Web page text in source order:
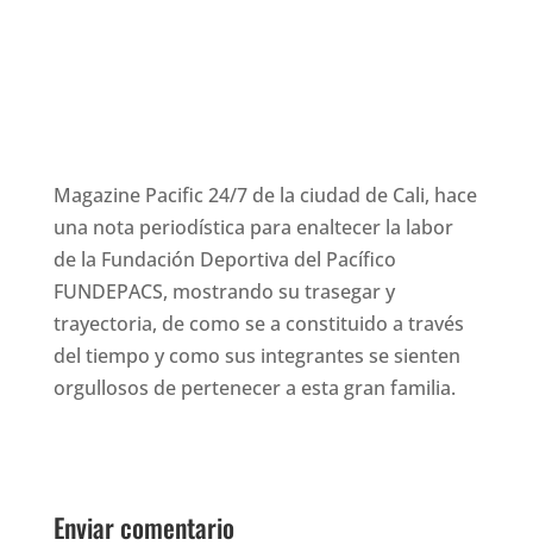
Magazine Pacific 24/7 de la ciudad de Cali, hace
una nota periodística para enaltecer la labor
de la Fundación Deportiva del Pacífico
FUNDEPACS, mostrando su trasegar y
trayectoria, de como se a constituido a través
del tiempo y como sus integrantes se sienten
orgullosos de pertenecer a esta gran familia.
Enviar comentario